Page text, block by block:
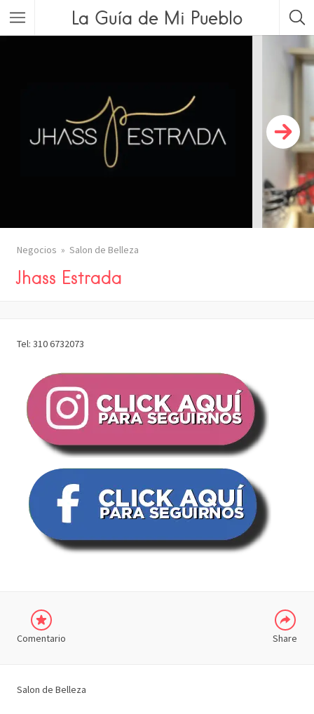
La Guía de Mi Pueblo
Negocios Salon de Belleza
Jhass Estrada
Tel: 310 6732073
Comentario Share
COMPARTIR
Salon de Belleza